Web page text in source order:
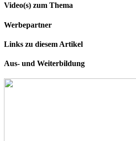
Video(s) zum Thema
Werbepartner
Links zu diesem Artikel
Aus- und Weiterbildung